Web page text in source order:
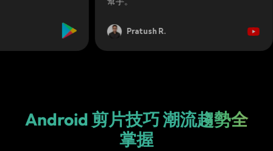
Pratush R. Pablo
Android 剪片技巧潮流趨勢全
掌握